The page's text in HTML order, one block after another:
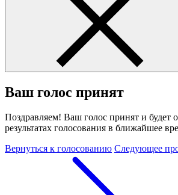
Ваш голос принят
Поздравляем! Ваш голос принят и будет
результатах голосования в ближайшее
Вернуться к голосованию Следующее